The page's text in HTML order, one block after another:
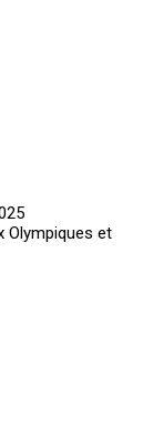
Olympiques et